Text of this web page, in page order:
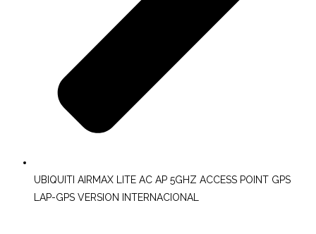
UBIQUITI AIRMAX LITE AC AP 5GHZ ACCESS POINT GPS
LAP-GPS VERSION INTERNACIONAL